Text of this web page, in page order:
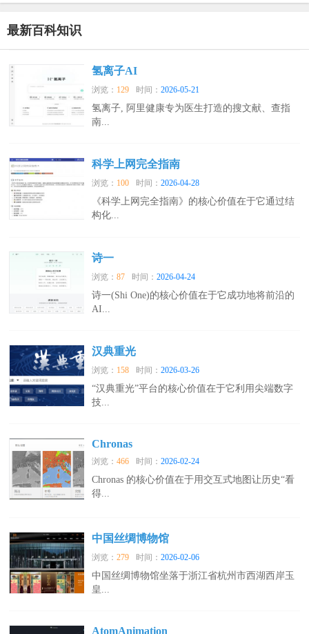
最新百科知识
氢离子AI
浏览： 129 时间：2026-05-21
氢离子, 阿里健康专为医生打造的搜文献、查指
南...
科学上网完全指南
浏览： 100 时间：2026-04-28
《科学上网完全指南》的核心价值在于它通过结
构化...
诗一
浏览：87 时间：2026-04-24
诗一(Shi One)的核心价值在于它成功地将前沿的
AI...
汉典重光
浏览： 158 时间：2026-03-26
“汉典重光”平台的核心价值在于它利用尖端数字
技...
Chronas
浏览：466 时间：2026-02-24
Chronas 的核心价值在于用交互式地图让历史“看
得...
中国丝绸博物馆
浏览：279 时间：2026-02-06
中国丝绸博物馆坐落于浙江省杭州市西湖西岸玉
皇...
AtomAnimation